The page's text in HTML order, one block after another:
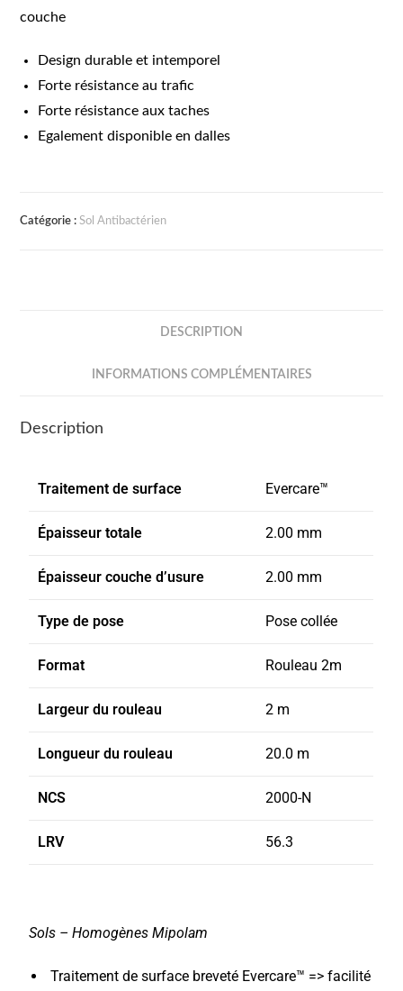
couche
Design durable et intemporel
Forte résistance au trafic
Forte résistance aux taches
Egalement disponible en dalles
Catégorie :Sol Antibactérien
DESCRIPTION
INFORMATIONS COMPLÉMENTAIRES
Description
Traitement de surface Evercare™
Épaisseur totale 2.00 mm
Épaisseur couche d’usure 2.00 mm
Type de pose Pose collée
Format Rouleau 2m
Largeur du rouleau 2 m
Longueur du rouleau 20.0 m
NCS 2000-N
LRV 56.3
Sols – Homogènes Mipolam
Traitement de surface breveté Evercare™ => facilité